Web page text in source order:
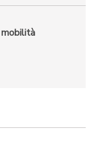
mobilità